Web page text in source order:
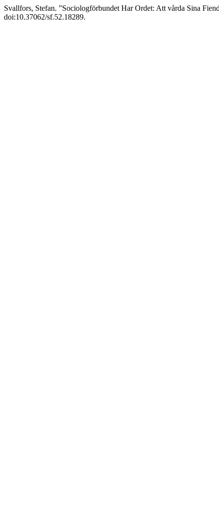
Svallfors, Stefan. ”Sociologförbundet Har Ordet: Att vårda Sina
doi:10.37062/sf.52.18289.